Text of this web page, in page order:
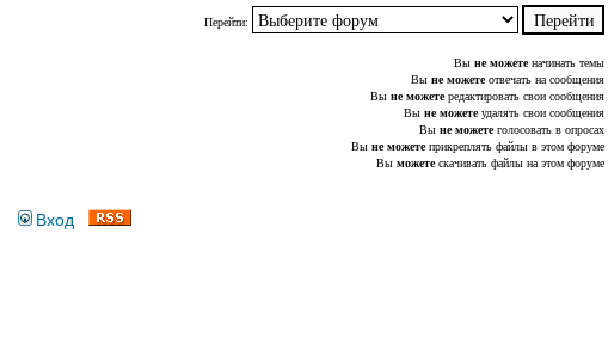
Перейти:
Вы не можетеначинать темы
Вы не можетеотвечать на сообщения
Вы не можетередактировать свои сообщения
Вы не можетеудалять свои сообщения
Вы не можетеголосовать в опросах
Вы не можетеприкреплять файлы в этом форуме
Вы можетескачивать файлы на этом форуме
Вход